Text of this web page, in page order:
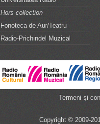
Hors collection
Fonoteca de Aur/Teatru
Radio-Prichindel Muzical
Termeni şi
Copyright © 2009-